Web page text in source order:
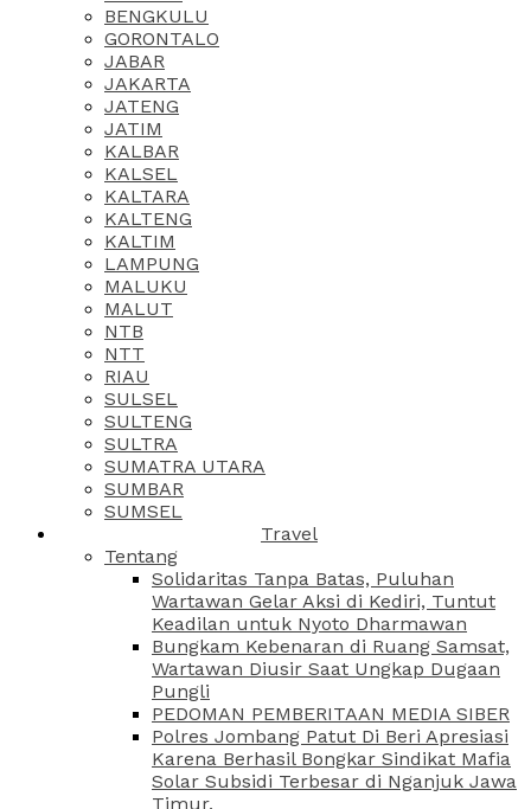
BENGKULU
GORONTALO
JABAR
JAKARTA
JATENG
JATIM
KALBAR
KALSEL
KALTARA
KALTENG
KALTIM
LAMPUNG
MALUKU
MALUT
NTB
NTT
RIAU
SULSEL
SULTENG
SULTRA
SUMATRA UTARA
SUMBAR
SUMSEL
Travel
Tentang
Solidaritas Tanpa Batas, Puluhan
Wartawan Gelar Aksi di Kediri, Tuntut
Keadilan untuk Nyoto Dharmawan
Bungkam Kebenaran di Ruang Samsat,
Wartawan Diusir Saat Ungkap Dugaan
Pungli
PEDOMAN PEMBERITAAN MEDIA SIBER
Polres Jombang Patut Di Beri Apresiasi
Karena Berhasil Bongkar Sindikat Mafia
Solar Subsidi Terbesar di Nganjuk Jawa
Timur.